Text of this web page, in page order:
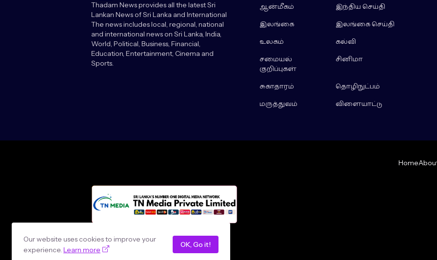
Thadam News provides all the latest Sri
Lankan News of Sri Lanka and International
The news includes local, regional, national
and international news on Sri Lanka, India,
World, Political, Business, Financial,
Education, Entertainment, Cinema and
Sports.
ஆன்மீகம்
இந்திய செய்தி
இலங்கை
இலங்கை செய்தி
உலகம்
கல்வி
சமையல்
குறிப்புகள்
சினிமா
சுகாதாரம்
தொழிநுட்பம்
மருத்துவம்
விளையாட்டு
Design by - loncey tech
Home
Our website uses cookies to improve your
experience. Learn more
OK, Go it!